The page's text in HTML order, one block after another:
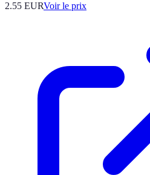
2.55 EURVoir le prix